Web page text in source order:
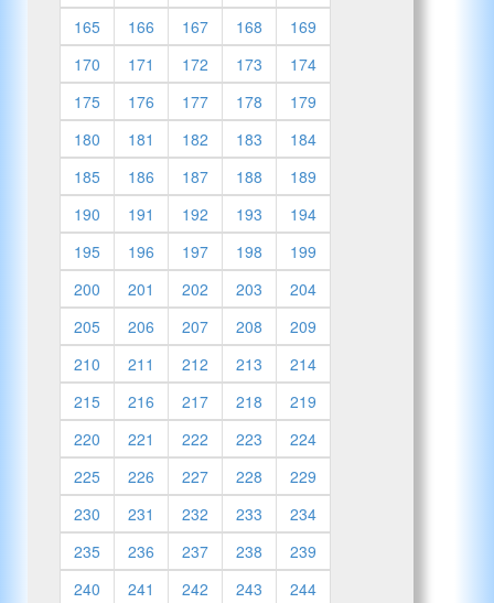
165
166 167 168
169
170
171 172 173
174
175
176 177 178
179
180
181 182 183
184
185
186 187 188
189
190
191 192 193
194
195
196 197 198
199
200
201 202 203
204
205
206 207 208
209
210
211 212 213
214
215
216 217 218
219
220
221 222 223
224
225
226 227 228
229
230
231 232 233
234
235
236 237 238
239
240
241 242 243
244